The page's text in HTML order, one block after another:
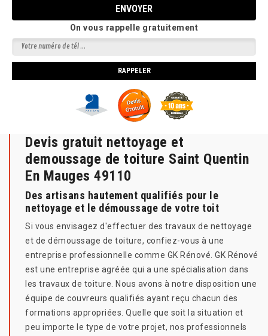
On vous rappelle gratuitement
Devis gratuit nettoyage et
demoussage de toiture Saint Quentin
En Mauges 49110
Des artisans hautement qualifiés pour le
nettoyage et le démoussage de votre toit
Si vous envisagez d'effectuer des travaux de nettoyage
et de démoussage de toiture, confiez-vous à une
entreprise professionnelle comme GK Rénové. GK Rénové
est une entreprise agréée qui a une spécialisation dans
les travaux de toiture. Nous avons à notre disposition une
équipe de couvreurs qualifiés ayant reçu chacun des
formations appropriées. Quelle que soit la situation et
peu importe le type de votre projet, nos professionnels